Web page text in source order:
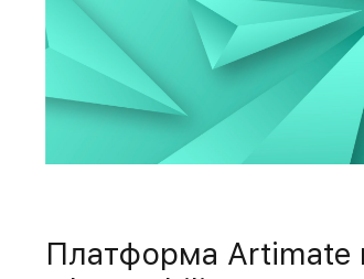
Платформа Artimate